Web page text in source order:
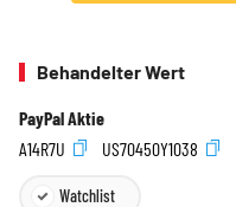
Behandelter Wert
PayPal Aktie
A14R7U
US70450Y1038
Watchlist